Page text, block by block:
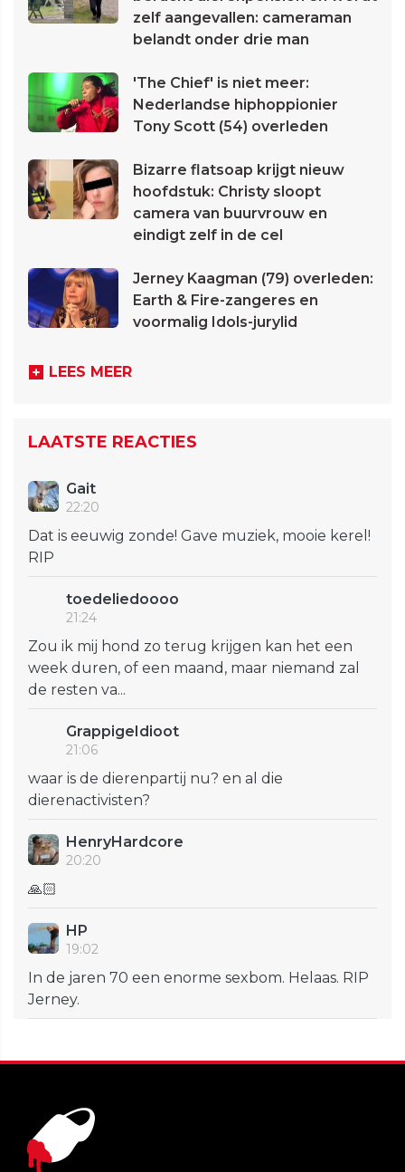
zelf aangevallen: cameraman
belandt onder drie man
'The Chief' is niet meer:
Nederlandse hiphoppionier
Tony Scott (54) overleden
Bizarre flatsoap krijgt nieuw
hoofdstuk: Christy sloopt
camera van buurvrouw en
eindigt zelf in de cel
Jerney Kaagman (79) overleden:
Earth & Fire-zangeres en
voormalig Idols-jurylid
LEES MEER
LAATSTE REACTIES
Gait
22:20
Dat is eeuwig zonde! Gave muziek, mooie kerel!
RIP
toedeliedoooo
21:24
Zou ik mij hond zo terug krijgen kan het een
week duren, of een maand, maar niemand zal
de resten va...
GrappigeIdioot
21:06
waar is de dierenpartij nu? en al die
dierenactivisten?
HenryHardcore
20:20
🙏🏻
HP
19:02
In de jaren 70 een enorme sexbom. Helaas. RIP
Jerney.